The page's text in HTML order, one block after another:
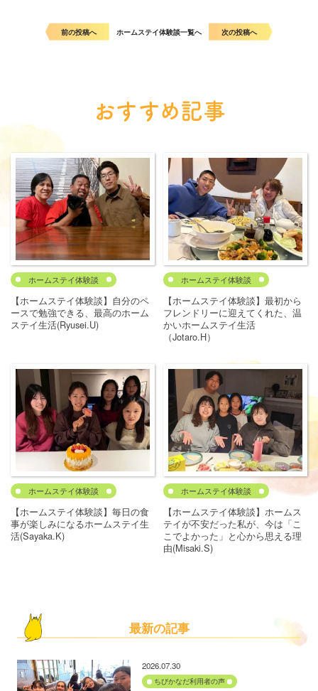
前の投稿へ ホームステイ体験談一覧へ 次の投稿へ
おすすめ記事
ホームステイ体験談
【ホームステイ体験談】自分のペ
ースで勉強できる、最高のホーム
ステイ生活(Ryusei.U)
ホームステイ体験談
【ホームステイ体験談】最初から
フレンドリーに迎えてくれた、温
かいホームステイ生活
（Jotaro.H）
ホームステイ体験談
【ホームステイ体験談】毎日の食
事が楽しみになるホームステイ生
活(Sayaka.K)
ホームステイ体験談
【ホームステイ体験談】ホームス
テイが不安だった私が、今は「こ
こでよかった」と心から思える理
由(Misaki.S)
最新の記事
2026.07.30
ちびかなだ利用者の声